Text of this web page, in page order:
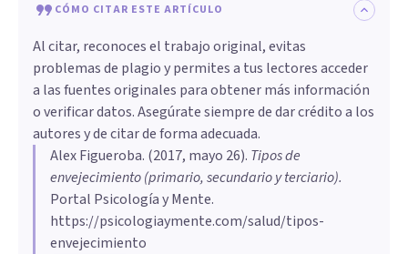
CÓMO CITAR ESTE ARTÍCULO
Al citar, reconoces el trabajo original, evitas
problemas de plagio y permites a tus lectores acceder
a las fuentes originales para obtener más información
o verificar datos. Asegúrate siempre de dar crédito a los
autores y de citar de forma adecuada.
Alex Figueroba. (2017, mayo 26). Tipos de
envejecimiento (primario, secundario y terciario).
Portal Psicología y Mente.
https://psicologiaymente.com/salud/tipos-
envejecimiento